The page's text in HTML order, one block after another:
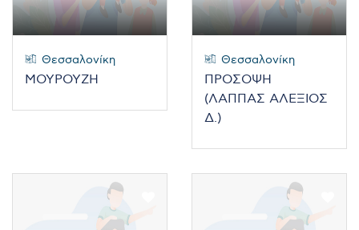
Θεσσαλονίκη
ΜΟΥΡΟΥΖΗ
Θεσσαλονίκη
ΠΡΟΣΟΨΗ
(ΛΑΠΠΑΣ ΑΛΕΞΙΟΣ
Δ.)